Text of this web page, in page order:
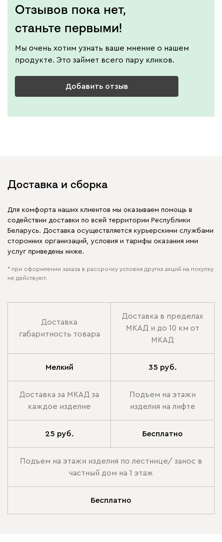
Отзывов пока нет,
станьте первыми!
Мы очень хотим узнать ваше мнение о нашем
продукте. Это займет всего пару кликов.
Добавить отзыв
Доставка и сборка
Для комфорта наших клиентов мы оказываем помощь в
содействии доставки по всей территории Республики
Беларусь. Доставка осуществляется курьерскими службами
сторонних организаций, условия и тарифы оказания ими
услуг приведены ниже.
* при оформлении заказа в рассрочку условия других акций на покупку
не действуют.
Доставка
габаритность товара
Доставка в пределах
МКАД и до 10 км от
МКАД
Мелкий 35 руб.
Доставка за МКАД за
каждое изделие
Подъем на этажи
изделия на лифте
25 руб. Бесплатно
Подъем на этажи изделия по лестнице/ занос в
частный дом на 1 этаж
Бесплатно